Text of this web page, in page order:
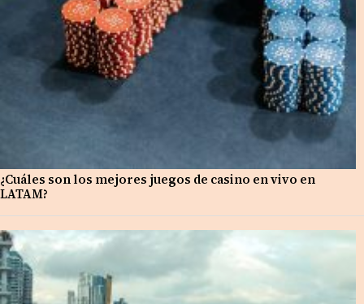
¿Cuáles son los mejores juegos de casino en vivo en
LATAM?